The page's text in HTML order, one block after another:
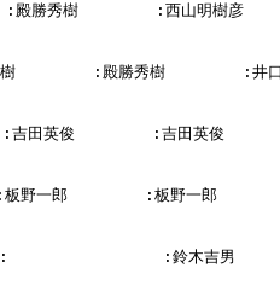
殿勝秀樹        :西山明樹彦
秀樹        :殿勝秀樹        :井口
:吉田英俊        :吉田英俊
:板野一郎        :板野一郎
:                :鈴木吉男